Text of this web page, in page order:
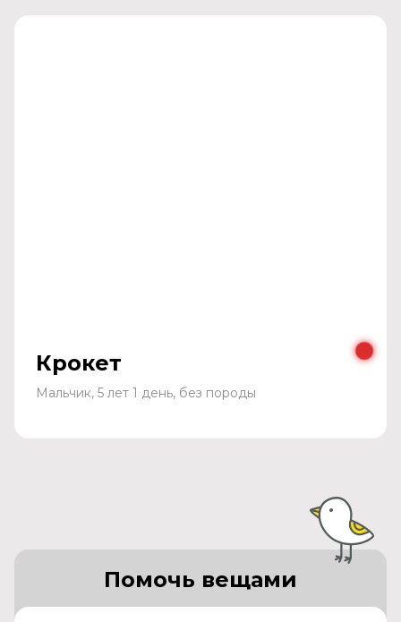
Крокет
Мальчик, 5 лет 1 день, без породы
Помочь вещами